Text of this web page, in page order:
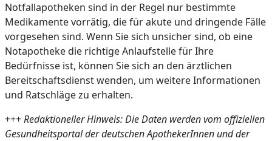
Notfallapotheken sind in der Regel nur bestimmte
Medikamente vorrätig, die für akute und dringende Fälle
vorgesehen sind. Wenn Sie sich unsicher sind, ob eine
Notapotheke die richtige Anlaufstelle für Ihre
Bedürfnisse ist, können Sie sich an den ärztlichen
Bereitschaftsdienst wenden, um weitere Informationen
und Ratschläge zu erhalten.
+++Redaktioneller Hinweis: Die Daten werden vom offiziellen
Gesundheitsportal der deutschen ApothekerInnen und der